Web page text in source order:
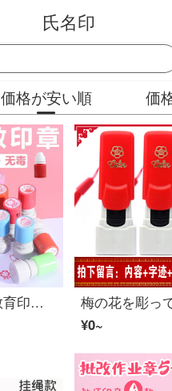
はんこ市場
氏名印
価格が安い順 価
英度児童教師教育印鑑1年生時計印鑑道具教具時計盤時間印鑑数学教師用小学生児童学習印鑑印鑑qc章20*20
¥0~